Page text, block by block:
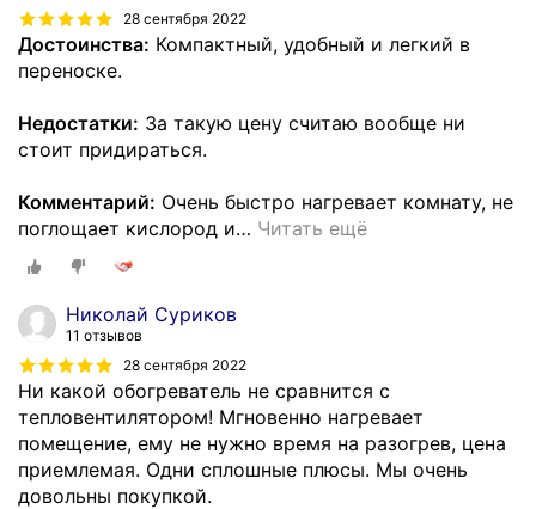
28 сентября 2022
Достоинства: Компактный, удобный и легкий в
переноске.
Недостатки: За такую цену считаю вообще ни
стоит придираться.
Комментарий: Очень быстро нагревает комнату, не
поглощает кислород и… Читать ещё
Николай Суриков
11 отзывов
28 сентября 2022
Ни какой обогреватель не сравнится с
тепловентилятором! Мгновенно нагревает
помещение, ему не нужно время на разогрев, цена
приемлемая. Одни сплошные плюсы. Мы очень
довольны покупкой.